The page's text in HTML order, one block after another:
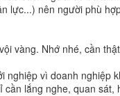
lực...) nên người phù
vàng. Nhớ nhé, cần
nghiệp vì doanh nghiệp
lắng nghe, quan sát,